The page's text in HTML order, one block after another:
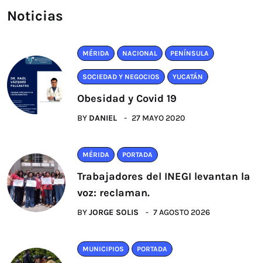
Noticias
MÉRIDA NACIONAL PENÍNSULA
SOCIEDAD Y NEGOCIOS YUCATÁN
Obesidad y Covid 19
BY DANIEL 27 MAYO 2020
MÉRIDA PORTADA
Trabajadores del INEGI levantan la
voz: reclaman.
BYJORGE SOLIS 7 AGOSTO 2026
MUNICIPIOS PORTADA